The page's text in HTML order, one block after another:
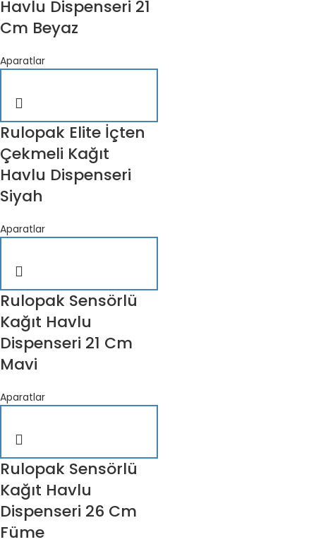
Havlu Dispenseri 21
Cm Beyaz
Aparatlar
Rulopak Elite İçten
Çekmeli Kağıt
Havlu Dispenseri
Siyah
Aparatlar
Rulopak Sensörlü
Kağıt Havlu
Dispenseri 21 Cm
Mavi
Aparatlar
Rulopak Sensörlü
Kağıt Havlu
Dispenseri 26 Cm
Füme